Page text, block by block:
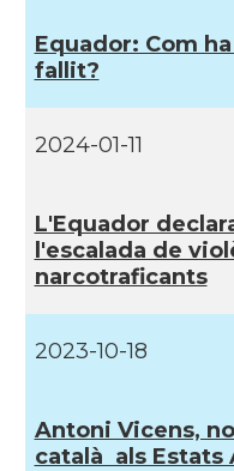
Equador: Com
fallit?
2024-01-11
L'Equador
l'escalada de
narcotraficants
2023-10-18
Antoni Vicens,
català als Estats